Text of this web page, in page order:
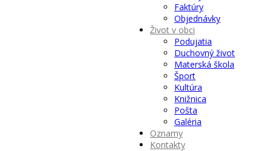
Faktúry
Objednávky
Život v obci
Podujatia
Duchovný život
Materská škola
Šport
Kultúra
Knižnica
Pošta
Galéria
Oznamy
Kontakty